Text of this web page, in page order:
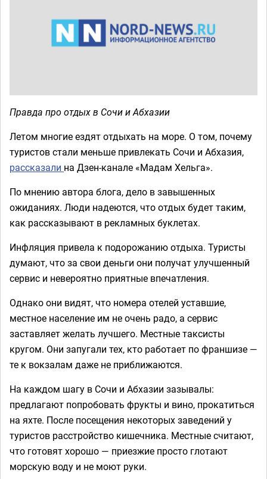
Правда про отдых в Сочи и Абхазии
Летом многие ездят отдыхать на море. О том, почему
туристов стали меньше привлекать Сочи и Абхазия,
рассказали на Дзен-канале «Мадам Хельга».
По мнению автора блога, дело в завышенных
ожиданиях. Люди надеются, что отдых будет таким,
как рассказывают в рекламных буклетах.
Инфляция привела к подорожанию отдыха. Туристы
думают, что за свои деньги они получат улучшенный
сервис и невероятно приятные впечатления.
Однако они видят, что номера отелей уставшие,
местное население им не очень радо, а сервис
заставляет желать лучшего. Местные таксисты
кругом. Они запугали тех, кто работает по франшизе —
те к вокзалам даже не приближаются.
На каждом шагу в Сочи и Абхазии зазывалы:
предлагают попробовать фрукты и вино, прокатиться
на яхте. После посещения некоторых заведений у
туристов расстройство кишечника. Местные считают,
что готовят хорошо — приезжие просто глотают
морскую воду и не моют руки.